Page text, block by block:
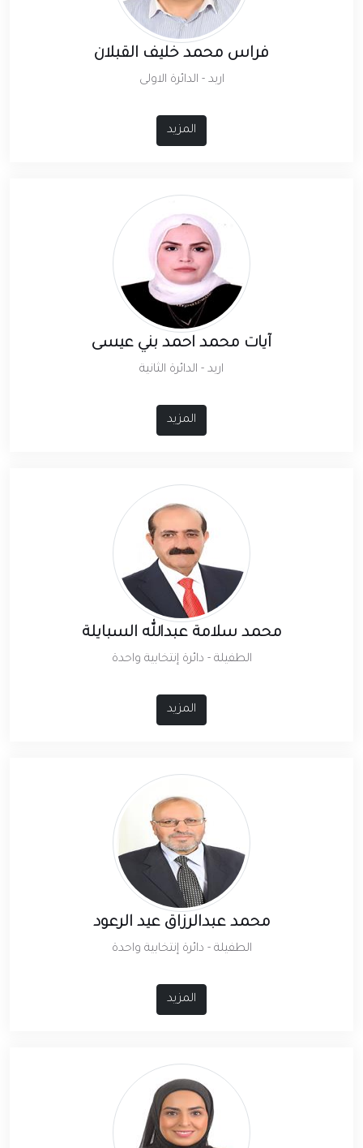
فراس محمد خليف القبلان
اربد - الدائرة الاولى
المزيد
آيات محمد احمد بني عيسى
اربد - الدائرة الثانية
المزيد
محمد سلامة عبدالله السبايلة
الطفيلة - دائرة إنتخابية واحدة
المزيد
محمد عبدالرزاق عيد الرعود
الطفيلة - دائرة إنتخابية واحدة
المزيد